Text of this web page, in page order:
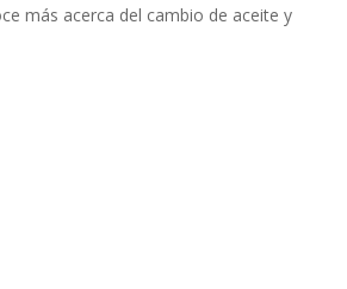
más acerca del cambio de aceite y